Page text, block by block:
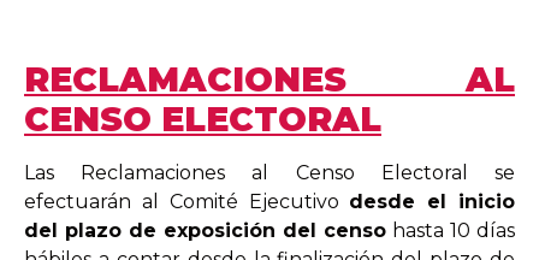
RECLAMACIONES AL
CENSO ELECTORAL
Las Reclamaciones al Censo Electoral se
efectuarán al Comité Ejecutivo desde el inicio
del plazo de exposición del censo hasta 10 días